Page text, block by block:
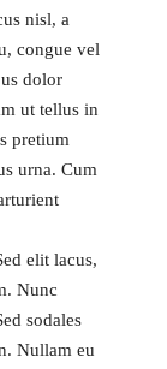
nisl, a
congue vel
dolor
ut tellus in
pretium
urna. Cum
elit lacus,
Nunc
sodales
Nullam eu